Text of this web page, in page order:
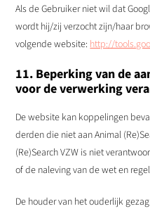
Als de Gebruiker niet wil dat
wordt hij/zij verzocht zijn/haar
volgende website: http://
11. Beperking van de
voor de verwerking
De website kan koppelingen
derden die niet aan Animal
(Re)Search VZW is niet
of de naleving van de wet en
De houder van het ouderlijk